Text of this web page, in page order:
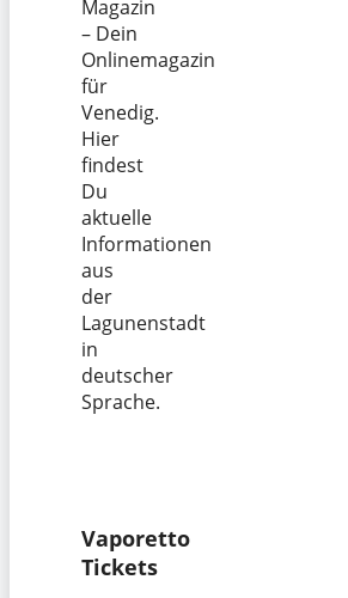
Magazin
– Dein
Onlinemagazin
für
Venedig.
Hier
findest
Du
aktuelle
Informationen
aus
der
Lagunenstadt
in
deutscher
Sprache.
Vaporetto
Tickets